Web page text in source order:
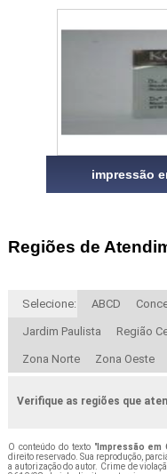
impressão
Regiões de
Selecione: ABCD
Jardim Paulista Região
Zona Norte Zona Oeste
Verifique as regiões que
O conteúdo do texto "Impressão em
direito reservado. Sua reprodução,
a autorização do autor. Crime de